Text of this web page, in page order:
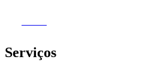
Serviços